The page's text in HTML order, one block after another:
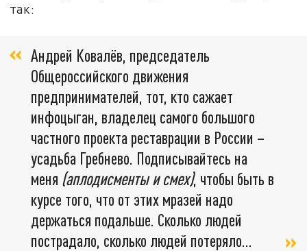
так:
Андрей Ковалёв, председатель
Общероссийского движения
предпринимателей, тот, кто сажает
инфоцыган, владелец самого большого
частного проекта реставрации в России –
усадьба Гребнево. Подписывайтесь на
меня (аплодисменты и смех), чтобы быть в
курсе того, что от этих мразей надо
держаться подальше. Сколько людей
пострадало, сколько людей потеряло…